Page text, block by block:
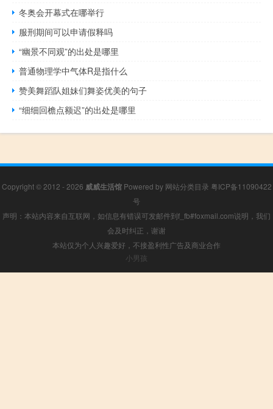
冬奥会开幕式在哪举行
服刑期间可以申请假释吗
“幽景不同观”的出处是哪里
普通物理学中气体R是指什么
赞美舞蹈队姐妹们舞姿优美的句子
“细细回檐点额迟”的出处是哪里
Copyright © 2012 - 2026 威威生活馆Powered by 网站分类目录 粤ICP备11090422
号
声明：本站内容来自互联网，如信息有错误可发邮件到f_fb#foxmail.com说明，我们
会及时纠正，谢谢
本站仅为个人兴趣爱好，不接盈利性广告及商业合作
小男孩